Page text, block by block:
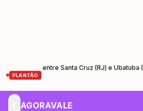
PLANTÃO
entre Santa Cruz (RJ) e Ubatuba (SP)
AGORAVALE